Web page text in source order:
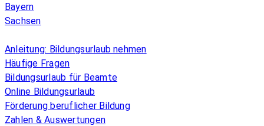
Bayern
Sachsen
Anleitung: Bildungsurlaub nehmen
Häufige Fragen
Bildungsurlaub für Beamte
Online Bildungsurlaub
Förderung beruflicher Bildung
Zahlen & Auswertungen